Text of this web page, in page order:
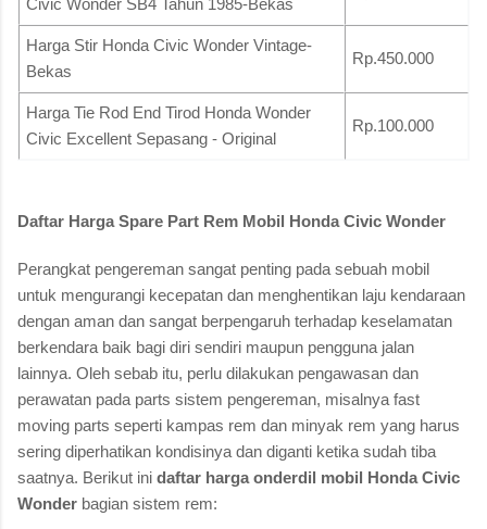
Civic Wonder SB4 Tahun 1985-Bekas
Harga Stir Honda Civic Wonder Vintage-
Bekas
Rp.450.000
Harga Tie Rod End Tirod Honda Wonder
Civic Excellent Sepasang - Original
Rp.100.000
Daftar Harga Spare Part Rem Mobil Honda Civic Wonder
Perangkat pengereman sangat penting pada sebuah mobil
untuk mengurangi kecepatan dan menghentikan laju kendaraan
dengan aman dan sangat berpengaruh terhadap keselamatan
berkendara baik bagi diri sendiri maupun pengguna jalan
lainnya. Oleh sebab itu, perlu dilakukan pengawasan dan
perawatan pada parts sistem pengereman, misalnya fast
moving parts seperti kampas rem dan minyak rem yang harus
sering diperhatikan kondisinya dan diganti ketika sudah tiba
saatnya. Berikut ini daftar harga onderdil mobil Honda Civic
Wonder bagian sistem rem: